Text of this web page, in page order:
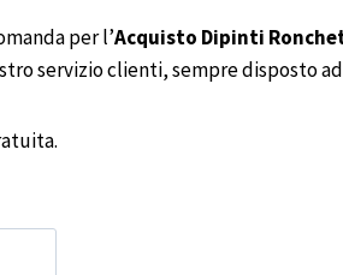
per l’Acquisto Dipinti
servizio clienti, sempre disposto